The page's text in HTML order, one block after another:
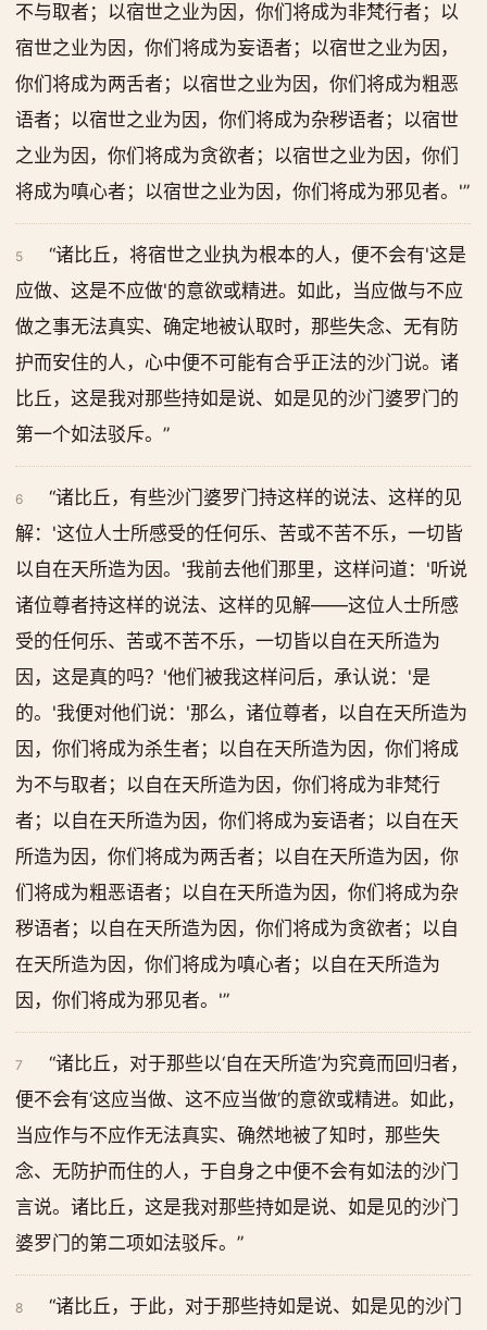
不与取者；以宿世之业为因，你们将成为非梵行者；以
宿世之业为因，你们将成为妄语者；以宿世之业为因，
你们将成为两舌者；以宿世之业为因，你们将成为粗恶
语者；以宿世之业为因，你们将成为杂秽语者；以宿世
之业为因，你们将成为贪欲者；以宿世之业为因，你们
将成为嗔心者；以宿世之业为因，你们将成为邪见者。'”
5
“诸比丘，将宿世之业执为根本的人，便不会有'这是
应做、这是不应做'的意欲或精进。如此，当应做与不应
做之事无法真实、确定地被认取时，那些失念、无有防
护而安住的人，心中便不可能有合乎正法的沙门说。诸
比丘，这是我对那些持如是说、如是见的沙门婆罗门的
第一个如法驳斥。”
6
“诸比丘，有些沙门婆罗门持这样的说法、这样的见
解：'这位人士所感受的任何乐、苦或不苦不乐，一切皆
以自在天所造为因。'我前去他们那里，这样问道：'听说
诸位尊者持这样的说法、这样的见解——这位人士所感
受的任何乐、苦或不苦不乐，一切皆以自在天所造为
因，这是真的吗？'他们被我这样问后，承认说：'是
的。'我便对他们说：'那么，诸位尊者，以自在天所造为
因，你们将成为杀生者；以自在天所造为因，你们将成
为不与取者；以自在天所造为因，你们将成为非梵行
者；以自在天所造为因，你们将成为妄语者；以自在天
所造为因，你们将成为两舌者；以自在天所造为因，你
们将成为粗恶语者；以自在天所造为因，你们将成为杂
秽语者；以自在天所造为因，你们将成为贪欲者；以自
在天所造为因，你们将成为嗔心者；以自在天所造为
因，你们将成为邪见者。'”
7
“诸比丘，对于那些以‘自在天所造’为究竟而回归者，
便不会有‘这应当做、这不应当做’的意欲或精进。如此，
当应作与不应作无法真实、确然地被了知时，那些失
念、无防护而住的人，于自身之中便不会有如法的沙门
言说。诸比丘，这是我对那些持如是说、如是见的沙门
婆罗门的第二项如法驳斥。”
8
“诸比丘，于此，对于那些持如是说、如是见的沙门